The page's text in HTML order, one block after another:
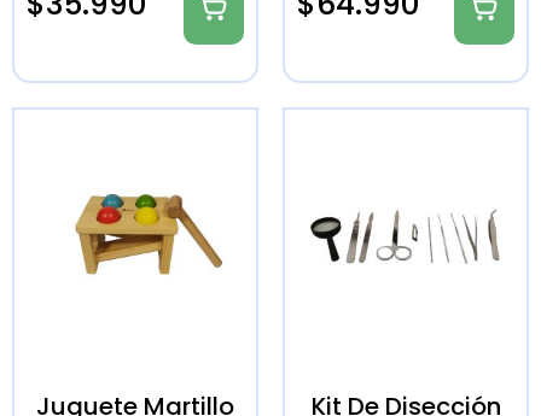
Juguete Martillo
Kit De Disección